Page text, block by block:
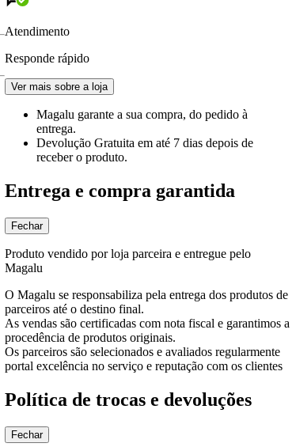
Atendimento
Responde rápido
Ver mais sobre a loja
Magalu garante a sua compra, do pedido à
entrega.
Devolução Gratuita em até 7 dias depois de
receber o produto.
Entrega e compra garantida
Fechar
Produto vendido por loja parceira e entregue pelo
Magalu
O Magalu se responsabiliza pela entrega dos produtos de
parceiros até o destino final.
As vendas são certificadas com nota fiscal e garantimos a
procedência de produtos originais.
Os parceiros são selecionados e avaliados regularmente
portal excelência no serviço e reputação com os clientes
Política de trocas e devoluções
Fechar